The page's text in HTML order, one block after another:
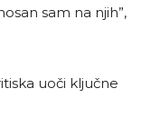
sam na njih”,
uoči ključne